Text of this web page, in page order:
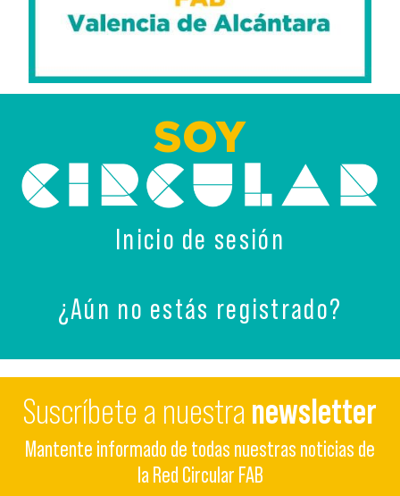
SOY
Inicio de sesión
¿Aún no estás registrado?
Suscríbete a nuestra newsletter
Mantente informado de todas nuestras noticias de
la Red Circular FAB